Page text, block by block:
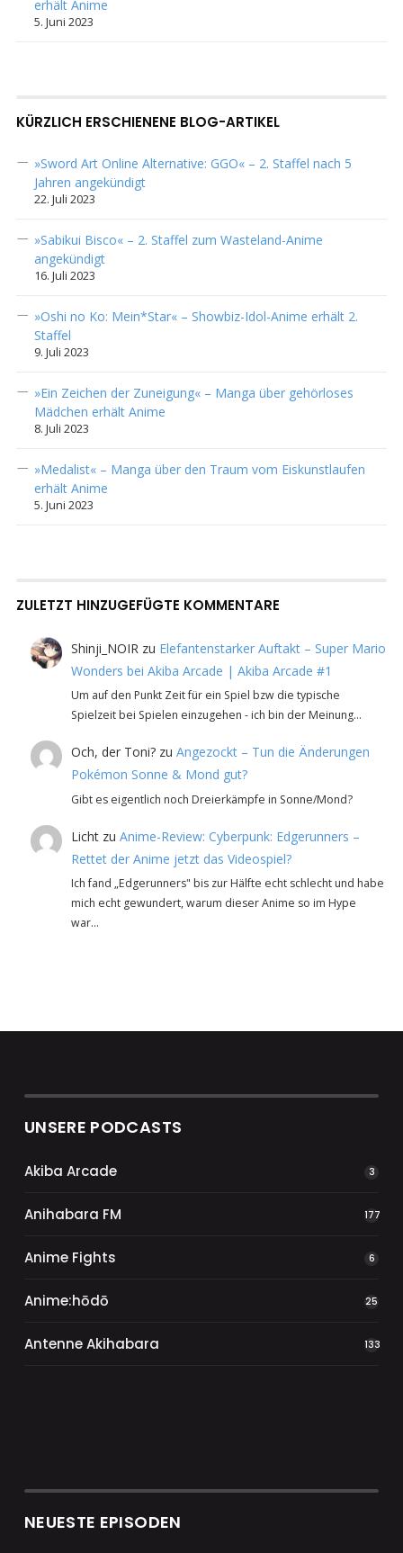
erhält Anime
5. Juni 2023
KÜRZLICH ERSCHIENENE BLOG-ARTIKEL
»Sword Art Online Alternative: GGO« – 2. Staffel nach 5
Jahren angekündigt
22. Juli 2023
»Sabikui Bisco« – 2. Staffel zum Wasteland-Anime
angekündigt
16. Juli 2023
»Oshi no Ko: Mein*Star« – Showbiz-Idol-Anime erhält 2.
Staffel
9. Juli 2023
»Ein Zeichen der Zuneigung« – Manga über gehörloses
Mädchen erhält Anime
8. Juli 2023
»Medalist« – Manga über den Traum vom Eiskunstlaufen
erhält Anime
5. Juni 2023
ZULETZT HINZUGEFÜGTE KOMMENTARE
Shinji_NOIR zu Elefantenstarker Auftakt – Super Mario
Wonders bei Akiba Arcade | Akiba Arcade #1
Um auf den Punkt Zeit für ein Spiel bzw die typische
Spielzeit bei Spielen einzugehen - ich bin der Meinung…
Och, der Toni? zuAngezockt – Tun die Änderungen
Pokémon Sonne & Mond gut?
Gibt es eigentlich noch Dreierkämpfe in Sonne/Mond?
Licht zuAnime-Review: Cyberpunk: Edgerunners –
Rettet der Anime jetzt das Videospiel?
Ich fand „Edgerunners" bis zur Hälfte echt schlecht und habe
mich echt gewundert, warum dieser Anime so im Hype
war…
UNSERE PODCASTS
Akiba Arcade 3
Anihabara FM 177
Anime Fights 6
Anime:hōdō 25
Antenne Akihabara 133
NEUESTE EPISODEN